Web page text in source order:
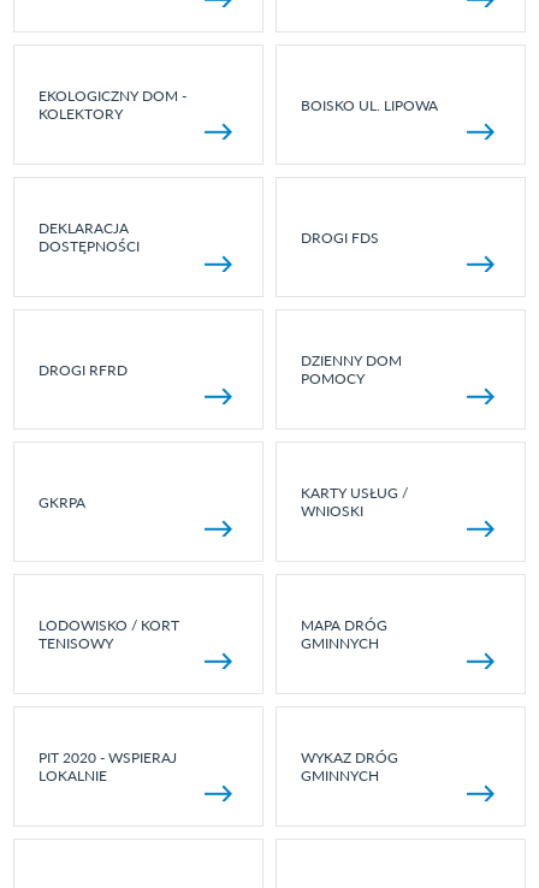
EKOLOGICZNY DOM -
KOLEKTORY
BOISKO UL. LIPOWA
DEKLARACJA
DOSTĘPNOŚCI
DROGI FDS
DROGI RFRD
DZIENNY DOM
POMOCY
GKRPA
KARTY USŁUG /
WNIOSKI
LODOWISKO / KORT
TENISOWY
MAPA DRÓG
GMINNYCH
PIT 2020 - WSPIERAJ
LOKALNIE
WYKAZ DRÓG
GMINNYCH